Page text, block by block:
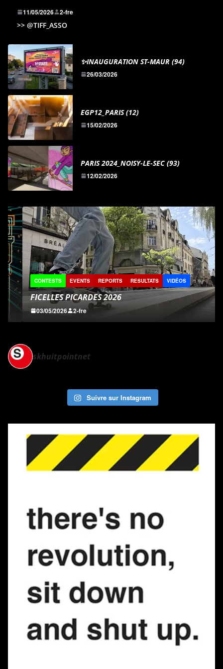
11/05/2026 2-fre
>> @TIFF_ASSO
✨INAUGURATION ST-MAUR (94)
26/03/2026
EGP12_PARIS (12)
15/02/2026
PARIS 2024_NOISY-LE-SEC (93)
12/02/2026
CONTESTS EVENTS REPORTS RESULTATS VIDÉOS
FICELLES PICARDES 2026
03/05/2026 2-fre
skhuitpointnet
Suivre sur Instagram